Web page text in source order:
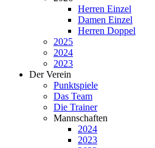
Herren Einzel
Damen Einzel
Herren Doppel
2025
2024
2023
Der Verein
Punktspiele
Das Team
Die Trainer
Mannschaften
2024
2023